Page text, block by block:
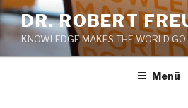
Zum
Inhalt
springen
DR. ROBERT
KNOWLEDGE MAKES THE WORLD GO
Menü